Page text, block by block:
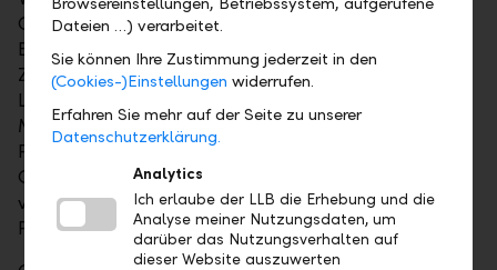
Gabriel Brenna acht Jahre für das
Beratungsunternehmen McKinsey & Company in
Zürich und London tätig, zuletzt als Partner und
Leiter der Schweizer Private Banking und Risk
Management Practice. In dieser Funktion hat er
Privatbanken, Kantonalbanken und internationale
Grossbanken in der Schweiz und in Europa in
verschiedensten strategischen und operativen
Fragestellungen beraten.
Dateien …) verarbeitet.
Sie können Ihre Zustimmung jederzeit in den
(Cookies-)Einstellungen widerrufen.
Erfahren Sie mehr auf der Seite zu unserer
Datenschutzerklärung.
Analytics
Ich erlaube der LLB die Erhebung und die
Analyse meiner Nutzungsdaten, um
darüber das Nutzungsverhalten auf
dieser Website auszuwerten